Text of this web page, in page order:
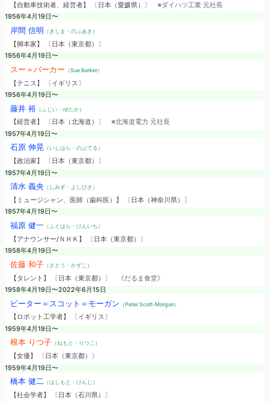
【自動車技術者、経営者】 〔日本（愛媛県）〕 ※ダイハツ工業 元社長
1956年4月19日〜
岸間 信明 （きしま・のぶあき）
【脚本家】 〔日本（東京都）〕
1956年4月19日〜
スー＝バーカー （Sue Barker）
【テニス】 〔イギリス〕
1956年4月19日〜
藤井 裕（ふじい・ゆたか）
【経営者】 〔日本（北海道）〕 ※北海道電力 元社長
1957年4月19日〜
石原 伸晃（いしはら・のぶてる）
【政治家】 〔日本（東京都）〕
1957年4月19日〜
清水 義央（しみず・よしひさ）
【ミュージシャン、医師（歯科医）】 〔日本（神奈川県）〕
1957年4月19日〜
福原 健一（ふくはら・けんいち）
【アナウンサー/ＮＨＫ】 〔日本（東京都）〕
1958年4月19日〜
佐藤 和子（さとう・かずこ）
【タレント】 〔日本（東京都）〕
《だるま食堂》
1958年4月19日〜2022年6月15日
ピーター＝スコット＝モーガン （Peter Scott-Morgan）
【ロボット工学者】 〔イギリス〕
1959年4月19日〜
根本 りつ子（ねもと・りつこ）
【女優】 〔日本（東京都）〕
1959年4月19日〜
橋本 健二（はしもと・けんじ）
【社会学者】 〔日本（石川県）〕